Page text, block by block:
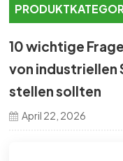
本語
10 wichtige
von
stellen sollten
April 22, 2026